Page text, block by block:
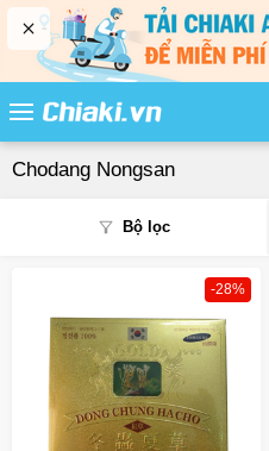
Chodang Nongsan
Bộ lọc
-28%